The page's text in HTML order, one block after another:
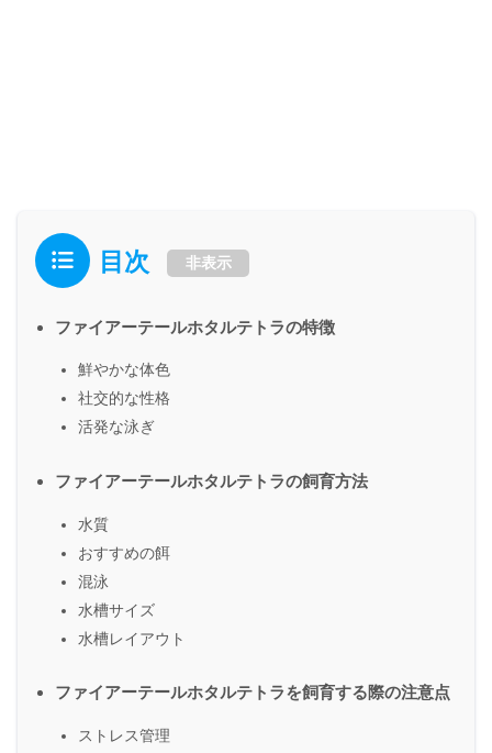
目次 非表示
ファイアーテールホタルテトラの特徴
鮮やかな体色
社交的な性格
活発な泳ぎ
ファイアーテールホタルテトラの飼育方法
水質
おすすめの餌
混泳
水槽サイズ
水槽レイアウト
ファイアーテールホタルテトラを飼育する際の注意点
ストレス管理